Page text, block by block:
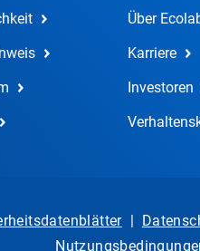
Über
Karriere
Investoren
|